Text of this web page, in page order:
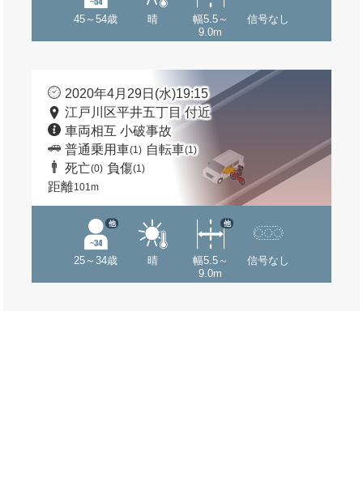
45～54歳 晴
幅5.5～
9.0m
信号なし
2020年4月29日(水)19:15
江戸川区平井五丁目 付近
車両相互 小破事故
普通乗用車(1) 自転車(1)
死亡(0) 負傷(1)
距離101m
25～34歳
他
晴
幅5.5～
9.0m
他
信号なし